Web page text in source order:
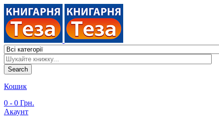
Search
Кошик
0 - 0 Грн.
Акаунт